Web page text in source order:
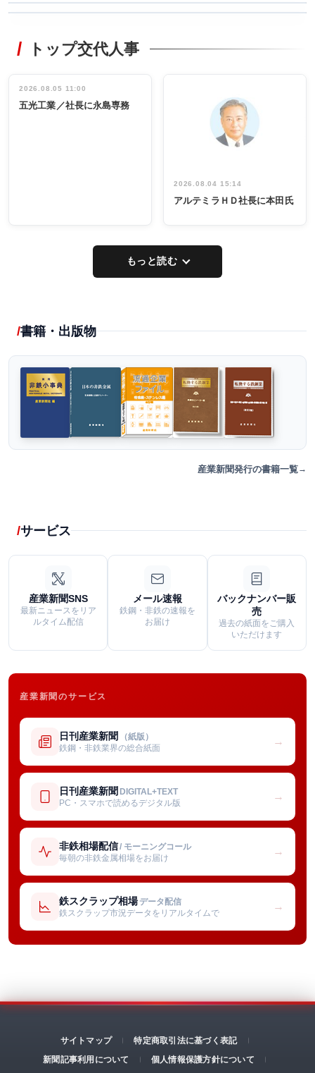
非鉄業界で
インタビュ
ー／社内ア
タックトレー
祝う 業界関
係者ら220人
出席
トップ交代人事
2026.08.05 11:00
五光工業／社長に永島専務
2026.08.04 15:14
アルテミラＨＤ社長に本田氏
もっと読む
書籍・出版物
産業新聞発行の書籍一覧
サービス
産業新聞SNS
最新ニュースをリア
ルタイム配信
メール速報
鉄鋼・非鉄の速報を
お届け
バックナンバー販
売
過去の紙面をご購入
いただけます
産業新聞のサービス
日刊産業新聞 （紙版）
鉄鋼・非鉄業界の総合紙面
→
日刊産業新聞 DIGITAL+TEXT
PC・スマホで読めるデジタル版
→
非鉄相場配信/ モーニングコール
毎朝の非鉄金属相場をお届け
→
鉄スクラップ相場 データ配信
鉄スクラップ市況データをリアルタイムで
→
サイトマップ
特定商取引法に基づく表記
新聞記事利用について
個人情報保護方針について